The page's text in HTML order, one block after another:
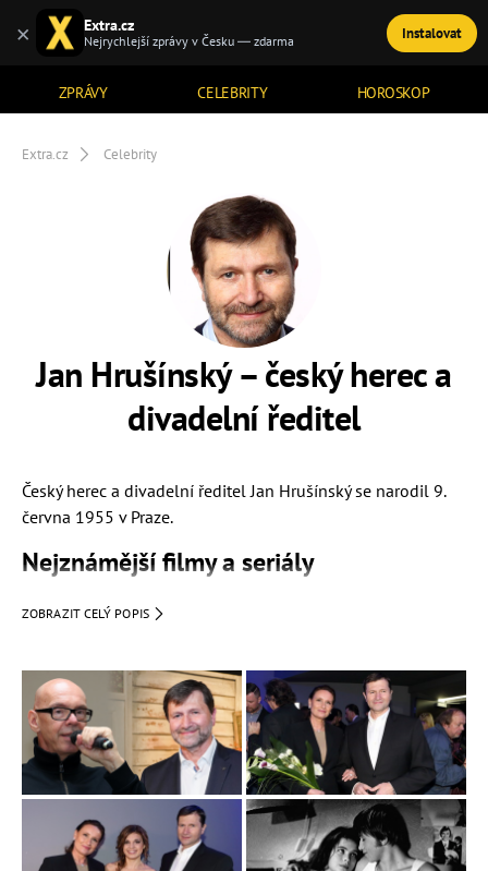
ZPRÁVY CELEBRITY HOROSKOP
TÉMATA
Extra.cz Celebrity
Jan Hrušínský – český herec a
divadelní ředitel
Český herec a divadelní ředitel Jan Hrušínský se narodil 9.
června 1955 v Praze.
Nejznámější filmy a seriály
Dívka na koštěti
seriál
První republika(Jakub Lébl)
seriál
Labyrint(JUDr. Beránek)
Občanský průkaz(policejní důstojník)
Saxána a lexikon kouzel(Jan Bláha)
Kariéra
Jan Hrušínský vystudoval herectví na Pražské konzervatoři, s
ZOBRAZIT CELÝ POPIS
× Extra.cz
Nejrychlejší zprávy v Česku — zdarma Instalovat